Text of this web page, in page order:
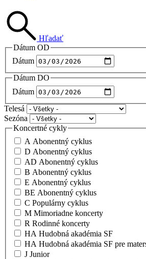
Hľadať
Dátum OD
Dátum
Dátum DO
Dátum
Telesá
Sezóna
Koncertné cykly
A Abonentný cyklus
D Abonentný cyklus
AD Abonentný cyklus
B Abonentný cyklus
E Abonentný cyklus
BE Abonentný cyklus
C Populárny cyklus
M Mimoriadne koncerty
R Rodinné koncerty
HA Hudobná akadémia SF
HA Hudobná akadémia SF pre
J Junior